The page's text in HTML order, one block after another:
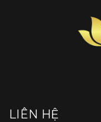
LIÊN HỆ